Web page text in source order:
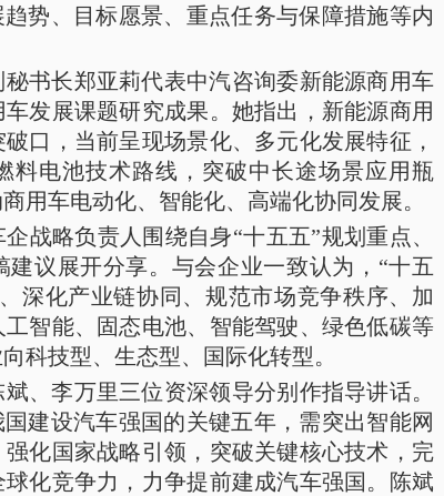
势、目标愿景、重点任务与保障措施等内
书长郑亚莉代表中汽咨询委新能源商用车
发展课题研究成果。她指出，新能源商用
口，当前呈现场景化、多元化发展特征，
料电池技术路线，突破中长途场景应用瓶
用车电动化、智能化、高端化协同发展。
战略负责人围绕自身“十五五”规划重点、
议展开分享。与会企业一致认为，“十五
深化产业链协同、规范市场竞争秩序、加
智能、固态电池、智能驾驶、绿色低碳等
科技型、生态型、国际化转型。
、李万里三位资深领导分别作指导讲话。
建设汽车强国的关键五年，需突出智能网
化国家战略引领，突破关键核心技术，完
化竞争力，力争提前建成汽车强国。陈斌